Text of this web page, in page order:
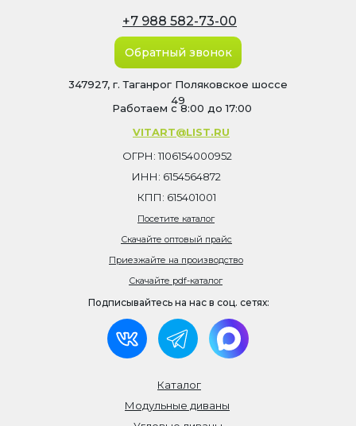
Модульные диваны
Каталог
Работаем с 8:00 до 17:00
347927, г. Таганрог Поляковское шоссе
49
VITART@LIST.RU
+7 988 582-73-00
Обратный звонок
Подписывайтесь на нас в соц. сетях:
Посетите каталог
Скачайте оптовый прайс
Приезжайте на производство
Скачайте pdf-каталог
КПП: 615401001
ИНН: 6154564872
ОГРН: 1106154000952